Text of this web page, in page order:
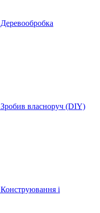
Деревообробка
Зробив власноруч (DIY)
Конструювання і